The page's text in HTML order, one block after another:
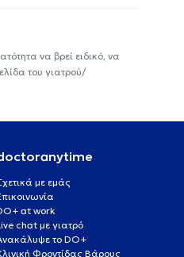
να βρεί ειδικό, να
του γιατρού/
με εμάς
at work
chat με γιατρό
το DO+
Φροντίδας Βάρους